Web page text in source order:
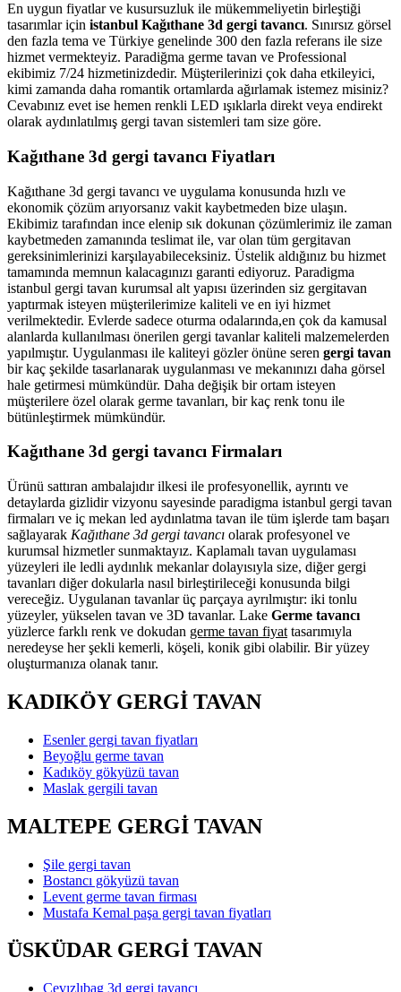
En uygun fiyatlar ve kusursuzluk ile mükemmeliyetin birleştiği
tasarımlar için istanbul Kağıthane 3d gergi tavancı. Sınırsız görsel
den fazla tema ve Türkiye genelinde 300 den fazla referans ile size
hizmet vermekteyiz. Paradiğma germe tavan ve Professional
ekibimiz 7/24 hizmetinizdedir. Müşterilerinizi çok daha etkileyici,
kimi zamanda daha romantik ortamlarda ağırlamak istemez misiniz?
Cevabınız evet ise hemen renkli LED ışıklarla direkt veya endirekt
olarak aydınlatılmış gergi tavan sistemleri tam size göre.
Kağıthane 3d gergi tavancı Fiyatları
Kağıthane 3d gergi tavancı ve uygulama konusunda hızlı ve
ekonomik çözüm arıyorsanız vakit kaybetmeden bize ulaşın.
Ekibimiz tarafından ince elenip sık dokunan çözümlerimiz ile zaman
kaybetmeden zamanında teslimat ile, var olan tüm gergitavan
gereksinimlerinizi karşılayabileceksiniz. Üstelik aldığınız bu hizmet
tamamında memnun kalacagınızı garanti ediyoruz. Paradigma
istanbul gergi tavan kurumsal alt yapısı üzerinden siz gergitavan
yaptırmak isteyen müşterilerimize kaliteli ve en iyi hizmet
verilmektedir. Evlerde sadece oturma odalarında,en çok da kamusal
alanlarda kullanılması önerilen gergi tavanlar kaliteli malzemelerden
yapılmıştır. Uygulanması ile kaliteyi gözler önüne seren gergi tavan
bir kaç şekilde tasarlanarak uygulanması ve mekanınızı daha görsel
hale getirmesi mümkündür. Daha değişik bir ortam isteyen
müşterilere özel olarak germe tavanları, bir kaç renk tonu ile
bütünleştirmek mümkündür.
Kağıthane 3d gergi tavancı Firmaları
Ürünü sattıran ambalajıdır ilkesi ile profesyonellik, ayrıntı ve
detaylarda gizlidir vizyonu sayesinde paradigma istanbul gergi tavan
firmaları ve iç mekan led aydınlatma tavan ile tüm işlerde tam başarı
sağlayarak Kağıthane 3d gergi tavancı olarak profesyonel ve
kurumsal hizmetler sunmaktayız. Kaplamalı tavan uygulaması
yüzeyleri ile ledli aydınlık mekanlar dolayısıyla size, diğer gergi
tavanları diğer dokularla nasıl birleştirileceği konusunda bilgi
vereceğiz. Uygulanan tavanlar üç parçaya ayrılmıştır: iki tonlu
yüzeyler, yükselen tavan ve 3D tavanlar. Lake Germe tavancı
yüzlerce farklı renk ve dokudan germe tavan fiyat tasarımıyla
neredeyse her şekli kemerli, köşeli, konik gibi olabilir. Bir yüzey
oluşturmanıza olanak tanır.
KADIKÖY GERGİ TAVAN
Esenler gergi tavan fiyatları
Beyoğlu germe tavan
Kadıköy gökyüzü tavan
Maslak gergili tavan
MALTEPE GERGİ TAVAN
Şile gergi tavan
Bostancı gökyüzü tavan
Levent germe tavan firması
Mustafa Kemal paşa gergi tavan fiyatları
ÜSKÜDAR GERGİ TAVAN
Cevızlıbag 3d gergi tavancı